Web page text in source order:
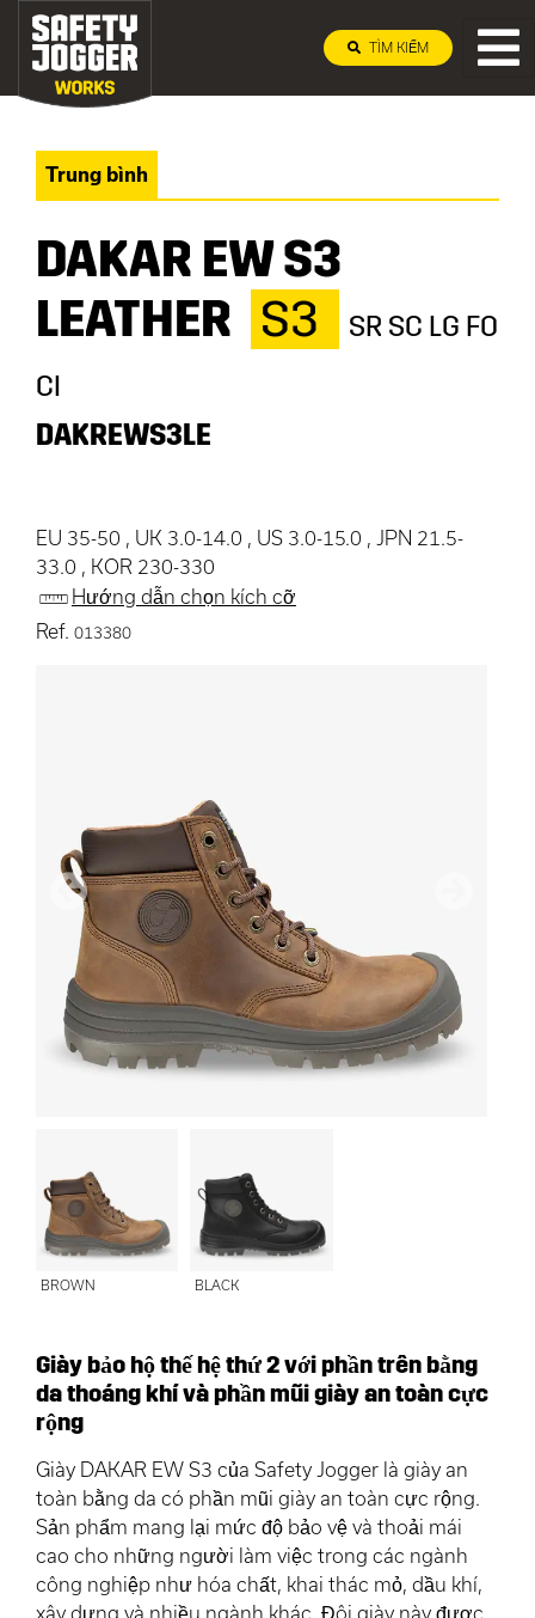
TÌM KIẾM
Trung bình
DAKAR EW S3
LEATHER S3
SR SC LG FO
CI
DAKREWS3LE
EU 35-50 , UK 3.0-14.0 , US 3.0-15.0 , JPN 21.5-
33.0 , KOR 230-330
Hướng dẫn chọn kích cỡ
Ref. 013380
Trước
BROWN BLACK
Giày bảo hộ thế hệ thứ 2 với phần trên bằng
da thoáng khí và phần mũi giày an toàn cực
rộng
Giày DAKAR EW S3 của Safety Jogger là giày an
toàn bằng da có phần mũi giày an toàn cực rộng.
Sản phẩm mang lại mức độ bảo vệ và thoải mái
cao cho những người làm việc trong các ngành
công nghiệp như hóa chất, khai thác mỏ, dầu khí,
xây dựng và nhiều ngành khác. Đôi giày này được